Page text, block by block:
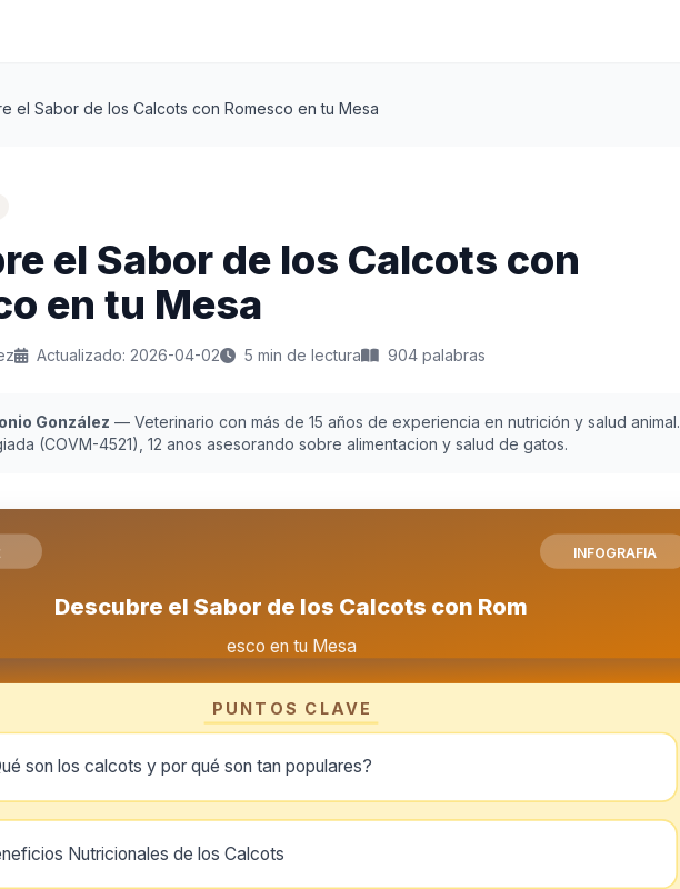
el Sabor de los Calcots con Romesco en tu Mesa
el Sabor de los Calcots con
en tu Mesa
Actualizado: 2026-04-02 5 min de lectura 904 palabras
González — Veterinario con más de 15 años de experiencia en nutrición y salud animal.
(COVM-4521), 12 anos asesorando sobre alimentacion y salud de gatos.
INFOGRAFIA
Descubre el Sabor de los Calcots con Rom
esco en tu Mesa
PUNTOS CLAVE
son los calcots y por qué son tan populares?
Nutricionales de los Calcots